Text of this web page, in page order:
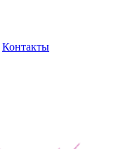
Контакты